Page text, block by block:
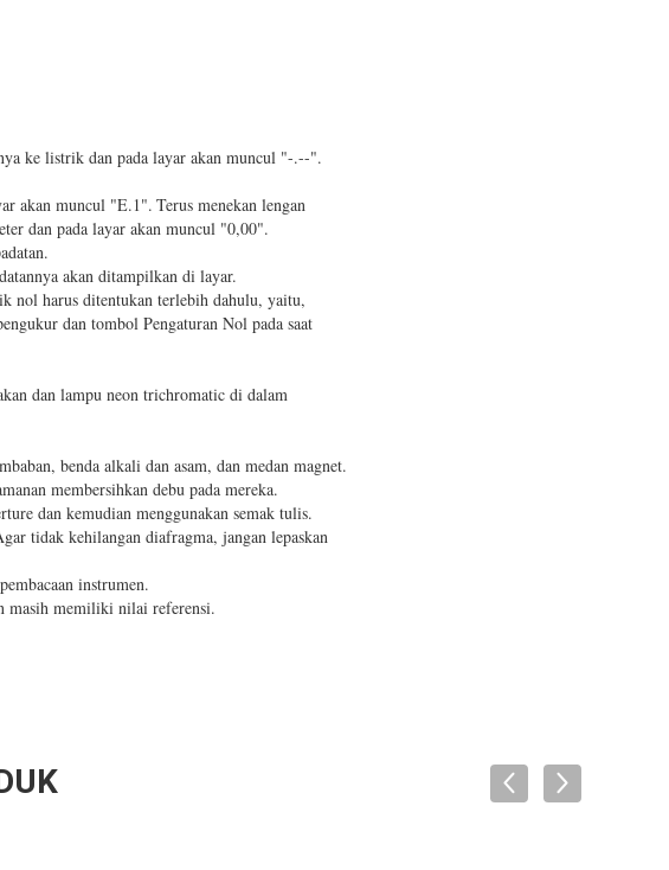
ke listrik dan pada layar akan muncul "-.--".
akan muncul "E.1". Terus menekan lengan
dan pada layar akan muncul "0,00".
akan ditampilkan di layar.
nol harus ditentukan terlebih dahulu, yaitu,
dan tombol Pengaturan Nol pada saat
dan lampu neon trichromatic di dalam
benda alkali dan asam, dan medan magnet.
membersihkan debu pada mereka.
dan kemudian menggunakan semak tulis.
tidak kehilangan diafragma, jangan lepaskan
instrumen.
masih memiliki nilai referensi.